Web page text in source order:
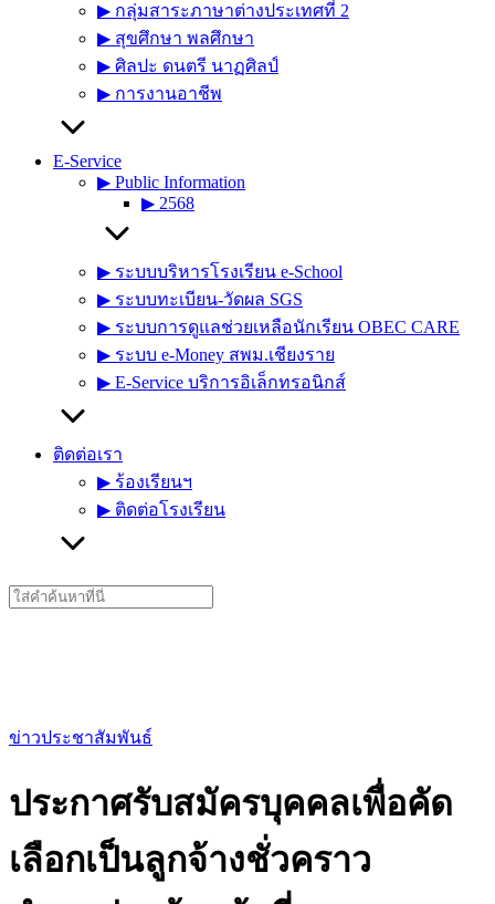
▶︎ กลุ่มสาระภาษาต่างประเทศที่ 2
▶︎ สุขศึกษา พลศึกษา
▶︎ ศิลปะ ดนตรี นาฏศิลป์
▶︎ การงานอาชีพ
E-Service
▶︎ Public Information
▶︎ 2568
▶︎ ระบบบริหารโรงเรียน e-School
▶︎ ระบบทะเบียน-วัดผล SGS
▶︎ ระบบการดูแลช่วยเหลือนักเรียน OBEC CARE
▶︎ ระบบ e-Money สพม.เชียงราย
▶︎ E-Service บริการอิเล็กทรอนิกส์
ติดต่อเรา
▶︎ ร้องเรียนฯ
▶︎ ติดต่อโรงเรียน
Search
for:
ข่าวประชาสัมพันธ์
ประกาศรับสมัครบุคคลเพื่อคัด
เลือกเป็นลูกจ้างชั่วคราว